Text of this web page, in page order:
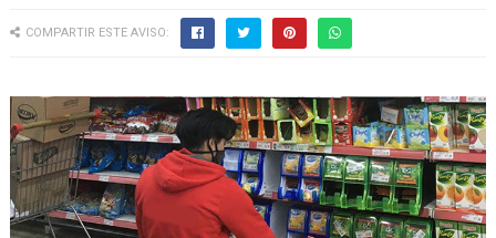
COMPARTIR ESTE AVISO: